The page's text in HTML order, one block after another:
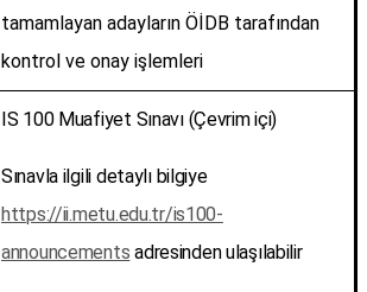
tamamlayan adayların ÖİDB tarafından
kontrol ve onay işlemleri
IS 100 Muafiyet Sınavı (Çevrim içi)
Sınavla ilgili detaylı bilgiye
https://ii.metu.edu.tr/is100-
announcements adresinden ulaşılabilir